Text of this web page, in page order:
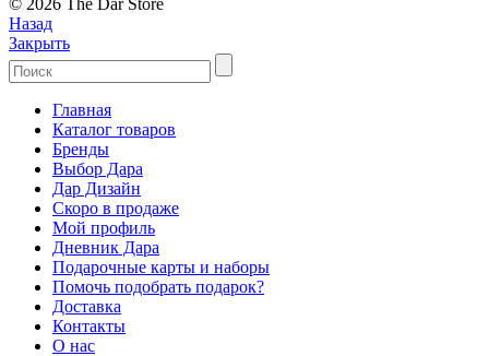
© 2026 The Dar Store
Назад
Закрыть
Главная
Каталог товаров
Бренды
Выбор Дара
Дар Дизайн
Скоро в продаже
Мой профиль
Дневник Дара
Подарочные карты и наборы
Помочь подобрать подарок?
Доставка
Контакты
О нас